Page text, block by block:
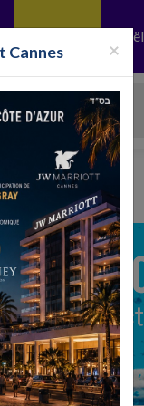
Israël
×
Cannes